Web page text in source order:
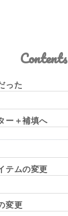
Contents
った
ー＋補填へ
テムの変更
変更